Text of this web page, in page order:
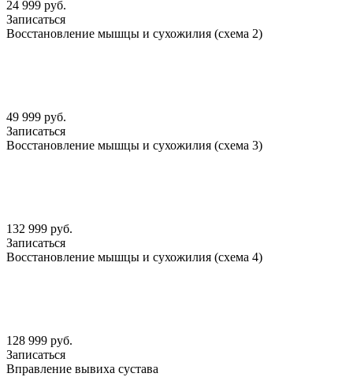
24 999 руб.
Записаться
Восстановление мышцы и сухожилия (схема 2)
49 999 руб.
Записаться
Восстановление мышцы и сухожилия (схема 3)
132 999 руб.
Записаться
Восстановление мышцы и сухожилия (схема 4)
128 999 руб.
Записаться
Вправление вывиха сустава